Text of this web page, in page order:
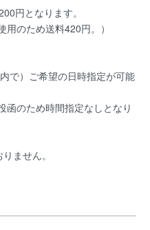
円となります。
用のため送料420円。）
で）ご希望の日時指定が可能
函のため時間指定なしとなり
ません。